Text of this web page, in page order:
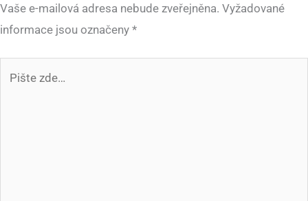
Vaše e-mailová adresa nebude zveřejněna. Vyžadované
informace jsou označeny *